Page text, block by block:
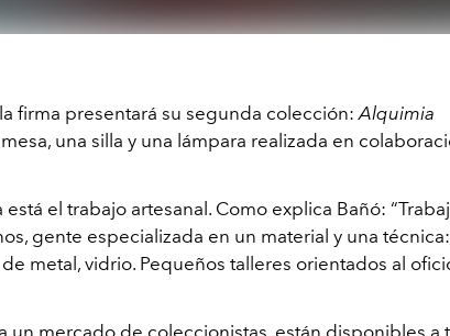
firma presentará su segunda colección:Alquimia
una silla y una lámpara realizada en
el trabajo artesanal. Como explica Bañó:
gente especializada en un material y una técnica:
metal, vidrio. Pequeños talleres orientados al
un mercado de coleccionistas, están disponibles a